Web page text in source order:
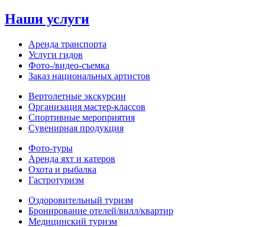
Наши услуги
Аренда транспорта
Услуги гидов
Фото-/видео‑съемка
Заказ национальных артистов
Вертолетные экскурсии
Организация мастер‑классов
Спортивные мероприятия
Сувенирная продукция
Фото‑туры
Аренда яхт и катеров
Охота и рыбалка
Гастротуризм
Оздоровительный туризм
Бронирование отелей/вилл/квартир
Медицинский туризм